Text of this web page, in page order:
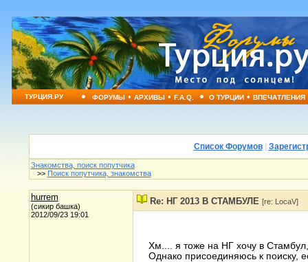
ТУРЦИЯ.РУ • ФОРУМЫ•АРХИВЫ•F.A.Q. • О ТУРЦИИ•ВПЕЧАТЛЕНИЯ
Список Форумов|
Знакомства, поиск попутчика
>> Поиск попутчика, знакомства
hurrem
(сикир башка)
2012/09/23 19:01
Re: НГ 2013 В СТАМБУЛЕ [re: LocaV]
Хм.... я тоже на НГ хочу в
Однако присоединяюсь к поиску,